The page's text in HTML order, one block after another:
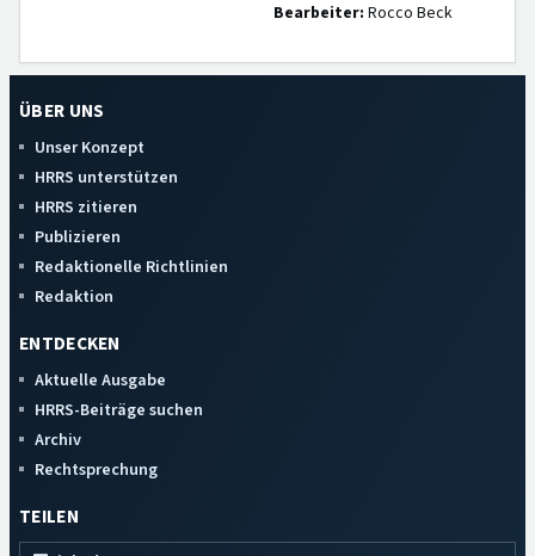
Bearbeiter: Rocco Beck
ÜBER UNS
Unser Konzept
HRRS unterstützen
HRRS zitieren
Publizieren
Redaktionelle Richtlinien
Redaktion
ENTDECKEN
Aktuelle Ausgabe
HRRS-Beiträge suchen
Archiv
Rechtsprechung
TEILEN